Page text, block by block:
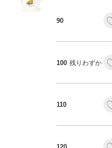
90
100 残りわずか
110